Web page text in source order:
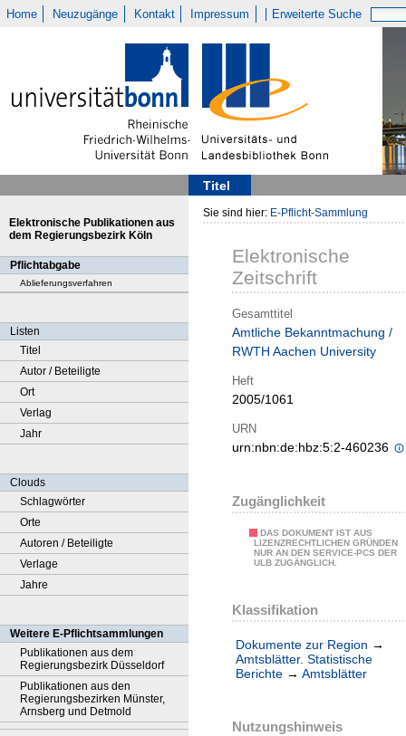
Home Neuzugänge Kontakt Impressum Erweiterte Suche
Titel
Elektronische Publikationen aus
dem Regierungsbezirk Köln
Pflichtabgabe
Ablieferungsverfahren
Listen
Titel
Autor / Beteiligte
Ort
Verlag
Jahr
Clouds
Schlagwörter
Orte
Autoren / Beteiligte
Verlage
Jahre
Weitere E-Pflichtsammlungen
Publikationen aus dem
Regierungsbezirk Düsseldorf
Publikationen aus den
Regierungsbezirken Münster,
Arnsberg und Detmold
Sie sind hier: E-Pflicht-Sammlung
Elektronische
Zeitschrift
Gesamttitel
Amtliche Bekanntmachung /
RWTH Aachen University
Heft
2005/1061
URN
urn:nbn:de:hbz:5:2-460236
Zugänglichkeit
DAS DOKUMENT IST AUS
LIZENZRECHTLICHEN GRÜNDEN
NUR AN DEN SERVICE-PCS DER
ULB ZUGÄNGLICH.
Klassifikation
Dokumente zur Region →
Amtsblätter. Statistische
Berichte → Amtsblätter
Nutzungshinweis